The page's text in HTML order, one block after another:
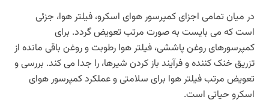
در میان تمامی اجزایکمپرسورهوای اسکرو، فیلتر هوا، جزئی
استکه می بایست بهصورت مرتب تعویض گردد. برای
کمپرسورهایروغنپاششی، فیلترهوا رطوبتوروغن باقی مانده از
تزریق خنککنندهوفرآیند بازکردن شیرها، را جدا می کند. بررسیو
تعویض مرتبفیلترهوا برای سلامتیوعملکردکمپرسورهوای
اسکرو حیاتی است.